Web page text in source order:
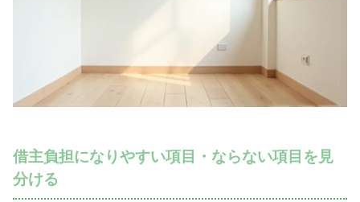
借主負担になりやすい項目・ならない項目を見
分ける